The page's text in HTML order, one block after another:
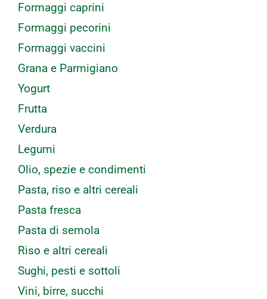
Formaggi caprini
Formaggi pecorini
Formaggi vaccini
Grana e Parmigiano
Yogurt
Frutta
Verdura
Legumi
Olio, spezie e condimenti
Pasta, riso e altri cereali
Pasta fresca
Pasta di semola
Riso e altri cereali
Sughi, pesti e sottoli
Vini, birre, succhi